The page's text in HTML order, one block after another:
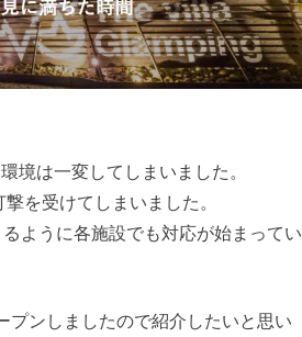
境は一変してしまいました。
を受けてしまいました。
ように各施設でも対応が始まってい
プンしましたので紹介したいと思い